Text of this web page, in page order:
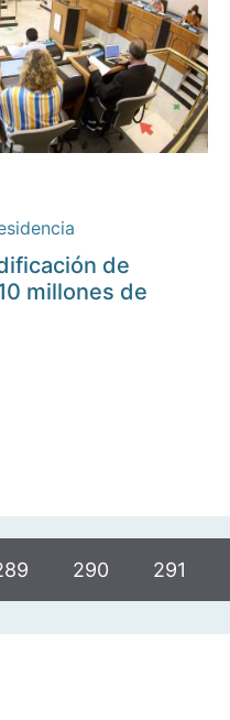
de
millones de
290 291